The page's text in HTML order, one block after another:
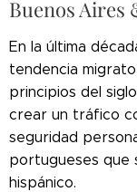
Buenos Aires
En la última
tendencia
principios del
crear un tráfico
seguridad
portugueses que
hispánico.